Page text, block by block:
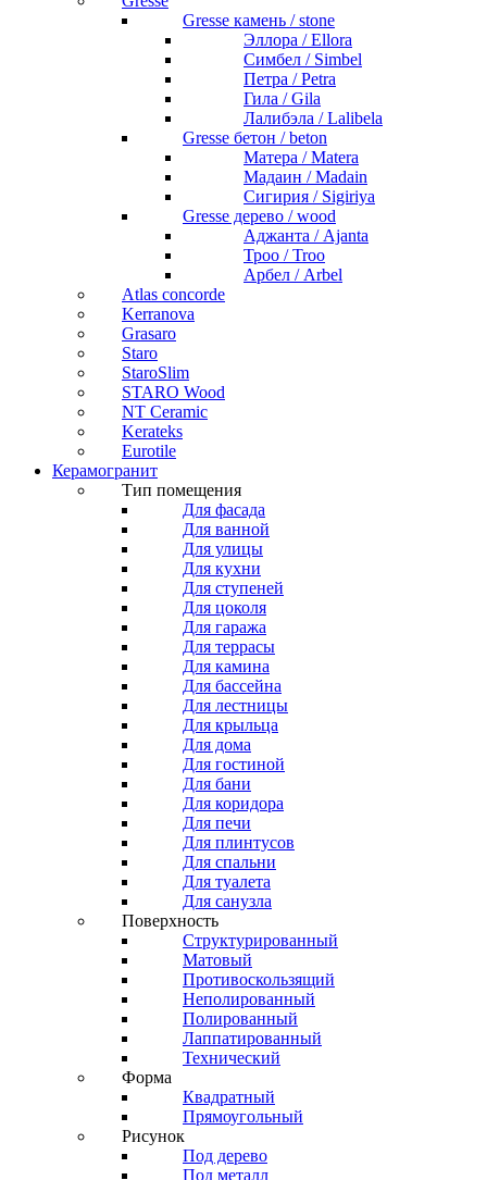
Gresse камень / stone
Эллора / Ellora
Симбел / Simbel
Петра / Petra
Гила / Gila
Лалибэла / Lalibela
Gresse бетон / beton
Матера / Matera
Мадаин / Madain
Сигирия / Sigiriya
Gresse дерево / wood
Аджанта / Ajanta
Троо / Troo
Арбел / Arbel
Atlas concorde
Kerranova
Grasaro
Staro
StaroSlim
STARO Wood
NT Ceramic
Kerateks
Eurotile
Керамогранит
Тип помещения
Для фасада
Для ванной
Для улицы
Для кухни
Для ступеней
Для цоколя
Для гаража
Для террасы
Для камина
Для бассейна
Для лестницы
Для крыльца
Для дома
Для гостиной
Для бани
Для коридора
Для печи
Для плинтусов
Для спальни
Для туалета
Для санузла
Поверхность
Структурированный
Матовый
Противоскользящий
Неполированный
Полированный
Лаппатированный
Технический
Форма
Квадратный
Прямоугольный
Рисунок
Под дерево
Под металл